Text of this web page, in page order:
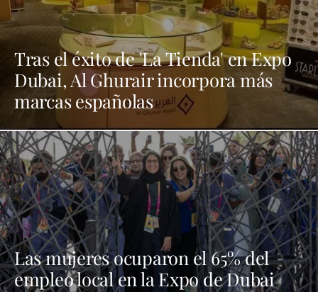
Tras el éxito de 'La Tienda' en Expo
Dubai, Al Ghurair incorpora más
marcas españolas
Las mujeres ocuparon el 65% del
empleo local en la Expo de Dubai